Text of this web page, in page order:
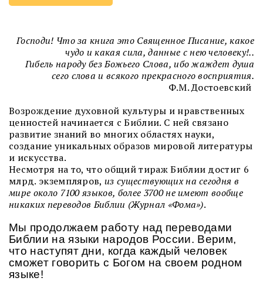
Господи! Что за книга это Священное Писание, какое
чудо и какая сила, данные с нею человеку!..
Гибель народу без Божьего Слова, ибо жаждет душа
сего слова и всякого прекрасного восприятия.
Ф.М. Достоевский
Возрождение духовной культуры и нравственных
ценностей начинается с Библии. С ней связано
развитие знаний во многих областях науки,
создание уникальных образов мировой литературы
и искусства.
Несмотря на то, что общий тираж Библии достиг 6
млрд. экземпляров,из существующих на сегодня в
мире около 7100 языков, более 3700 не имеют вообще
никаких переводов Библии (Журнал «Фома»).
Мы продолжаем работу над переводами
Библии на языки народов России. Верим,
что наступят дни, когда каждый человек
сможет говорить с Богом на своем родном
языке!